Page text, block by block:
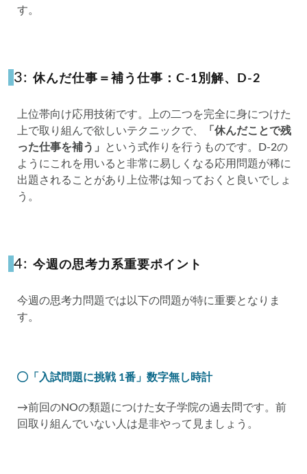
す。
3: 休んだ仕事＝補う仕事：C-1別解、D-2
上位帯向け応用技術です。上の二つを完全に身につけた
上で取り組んで欲しいテクニックで、
「休んだことで残
った仕事を補う」
という式作りを行うものです。D-2の
ようにこれを用いると非常に易しくなる応用問題が稀に
出題されることがあり上位帯は知っておくと良いでしょ
う。
4: 今週の思考力系重要ポイント
今週の思考力問題では以下の問題が特に重要となりま
す。
「入試問題に挑戦 1番」数字無し時計
→前回のNOの類題につけた女子学院の過去問です。前
回取り組んでいない人は是非やって見ましょう。